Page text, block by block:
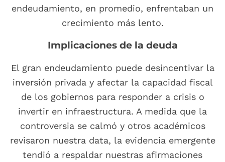
endeudamiento, en promedio, enfrentaban un
crecimiento más lento.
Implicaciones de la deuda
El gran endeudamiento puede desincentivar la
inversión privada y afectar la capacidad fiscal
de los gobiernos para responder a crisis o
invertir en infraestructura. A medida que la
controversia se calmó y otros académicos
revisaron nuestra data, la evidencia emergente
tendió a respaldar nuestras afirmaciones